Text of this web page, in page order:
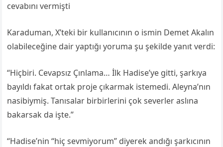
cevabını vermişti
Karaduman, X’teki bir kullanıcının o ismin Demet Akalın
olabileceğine dair yaptığı yoruma şu şekilde yanıt verdi:
“Hiçbiri. Cevapsız Çınlama… İlk Hadise’ye gitti, şarkıya
bayıldı fakat ortak proje çıkarmak istemedi. Aleyna’nın
nasibiymiş. Tanısalar birbirlerini çok severler aslına
bakarsak da işte.”
“Hadise’nin “hiç sevmiyorum” diyerek andığı şarkıcının